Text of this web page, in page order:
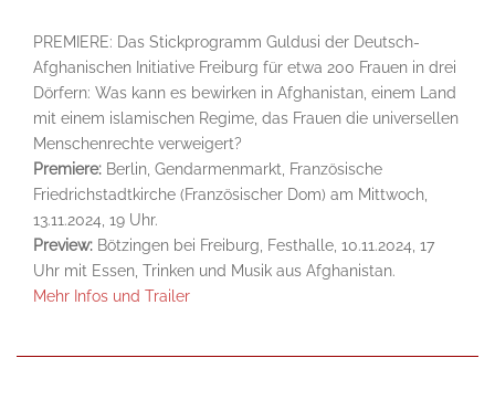
PREMIERE: Das Stickprogramm Guldusi der Deutsch-
Afghanischen Initiative Freiburg für etwa 200 Frauen in drei
Dörfern: Was kann es bewirken in Afghanistan, einem Land
mit einem islamischen Regime, das Frauen die universellen
Menschenrechte verweigert?
Premiere: Berlin, Gendarmenmarkt, Französische
Friedrichstadtkirche (Französischer Dom) am Mittwoch,
13.11.2024, 19 Uhr.
Preview: Bötzingen bei Freiburg, Festhalle, 10.11.2024, 17
Uhr mit Essen, Trinken und Musik aus Afghanistan.
Mehr Infos und Trailer